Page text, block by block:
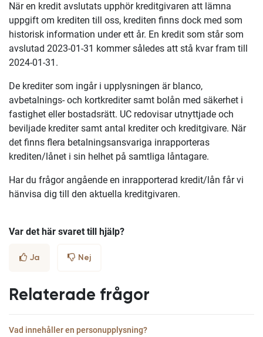
När en kredit avslutats upphör kreditgivaren att lämna
uppgift om krediten till oss, krediten finns dock med som
historisk information under ett år. En kredit som står som
avslutad 2023-01-31 kommer således att stå kvar fram till
2024-01-31.
De krediter som ingår i upplysningen är blanco,
avbetalnings- och kortkrediter samt bolån med säkerhet i
fastighet eller bostadsrätt. UC redovisar utnyttjade och
beviljade krediter samt antal krediter och kreditgivare. När
det finns flera betalningsansvariga inrapporteras
krediten/lånet i sin helhet på samtliga låntagare.
Har du frågor angående en inrapporterad kredit/lån får vi
hänvisa dig till den aktuella kreditgivaren.
Var det här svaret till hjälp?
Ja Nej
Relaterade frågor
Vad innehåller en personupplysning?